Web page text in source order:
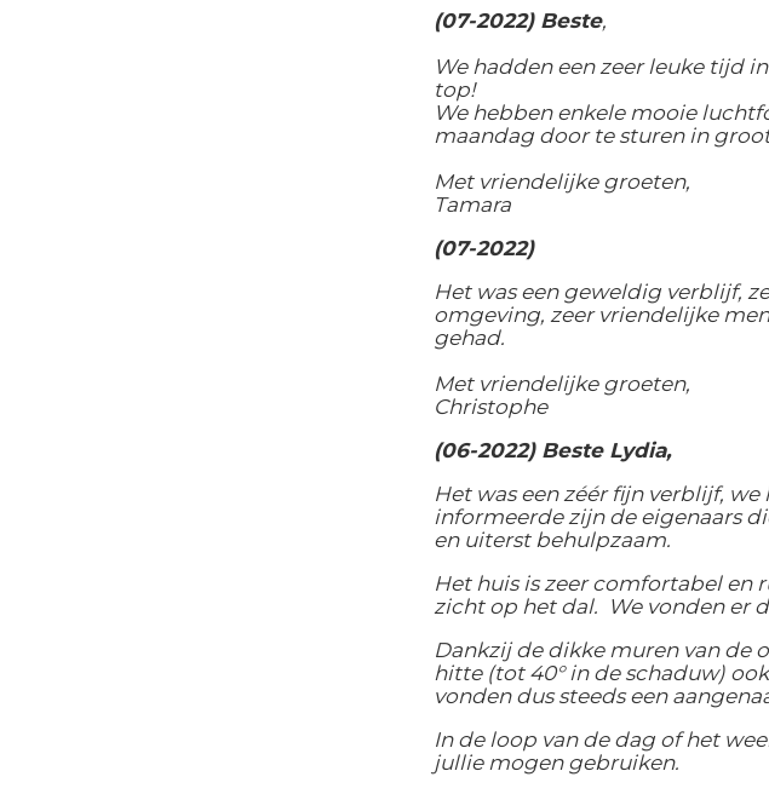
(07-2022) Beste,
We hadden een zeer leuke tijd
top!
We hebben enkele mooie
maandag door te sturen in
Met vriendelijke groeten,
Tamara
(07-2022)
Het was een geweldig verblijf,
omgeving, zeer vriendelijke
gehad.
Met vriendelijke groeten,
Christophe
(06-2022) Beste Lydia,
Het was een zéér fijn verblijf,
informeerde zijn de eigenaars
en uiterst behulpzaam.
Het huis is zeer comfortabel en
zicht op het dal. We vonden er
Dankzij de dikke muren van de
hitte (tot 40° in de schaduw)
vonden dus steeds een
In de loop van de dag of het
jullie mogen gebruiken.